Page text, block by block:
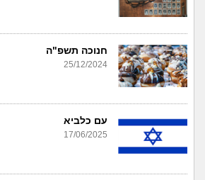
חנוכה תשפ"ה
25/12/2024
עם כלביא
17/06/2025